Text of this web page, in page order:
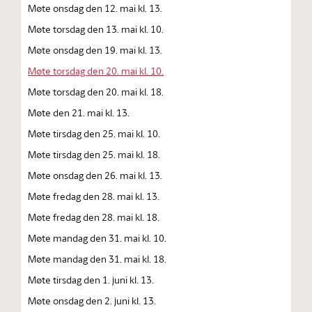
Møte onsdag den 12. mai kl. 13.
Møte torsdag den 13. mai kl. 10.
Møte onsdag den 19. mai kl. 13.
Møte torsdag den 20. mai kl. 10.
Møte torsdag den 20. mai kl. 18.
Møte den 21. mai kl. 13.
Møte tirsdag den 25. mai kl. 10.
Møte tirsdag den 25. mai kl. 18.
Møte onsdag den 26. mai kl. 13.
Møte fredag den 28. mai kl. 13.
Møte fredag den 28. mai kl. 18.
Møte mandag den 31. mai kl. 10.
Møte mandag den 31. mai kl. 18.
Møte tirsdag den 1. juni kl. 13.
Møte onsdag den 2. juni kl. 13.